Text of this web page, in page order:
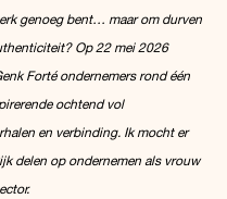
genoeg bent… maar om durven
Op 22 mei 2026
Forté ondernemers rond één
ochtend vol
en verbinding. Ik mocht er
delen op ondernemen als vrouw